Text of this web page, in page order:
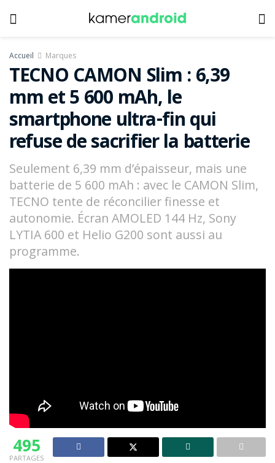
Accueil Marques
TECNO CAMON Slim : 6,39
mm et 5 600 mAh, le
smartphone ultra-fin qui
refuse de sacrifier la batterie
Seulement 6,39 mm d’épaisseur, mais une
batterie de 5 600 mAh : avec le CAMON Slim,
TECNO tente de réconcilier finesse et
autonomie. Écran AMOLED 144 Hz, Sony
LYTIA 600 et Helio G200 sont aussi au
programme.
495
PARTAGES